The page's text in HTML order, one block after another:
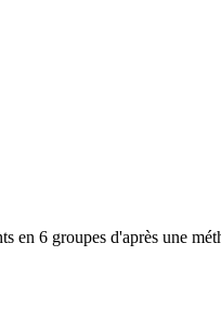
en 6 groupes d'après une